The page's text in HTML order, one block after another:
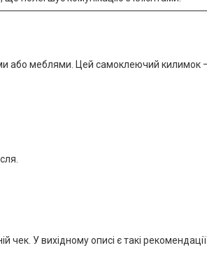
або меблями. Цей самоклеючий килимок
У вихідному описі є такі рекомендації.